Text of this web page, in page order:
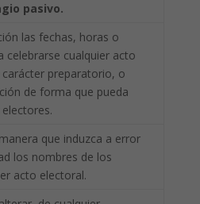
pasivo.
las fechas, horas o
celebrarse cualquier acto
preparatorio, o
de forma que pueda
que induzca a error
los nombres de los
acto electoral.